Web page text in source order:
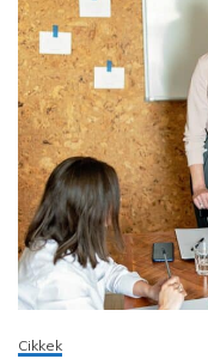
Cikkek